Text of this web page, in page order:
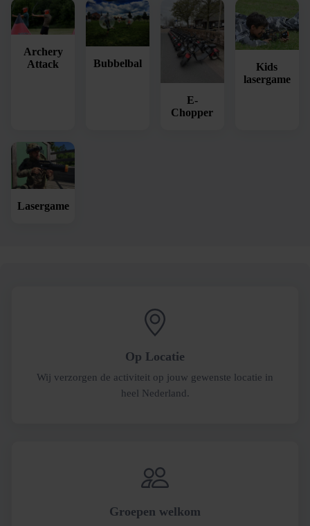
Archery
Attack
Bubbelbal
E-
Chopper
Kids
lasergame
Lasergame
Op Locatie
Wij verzorgen de activiteit op jouw gewenste locatie in
heel Nederland.
Groepen welkom